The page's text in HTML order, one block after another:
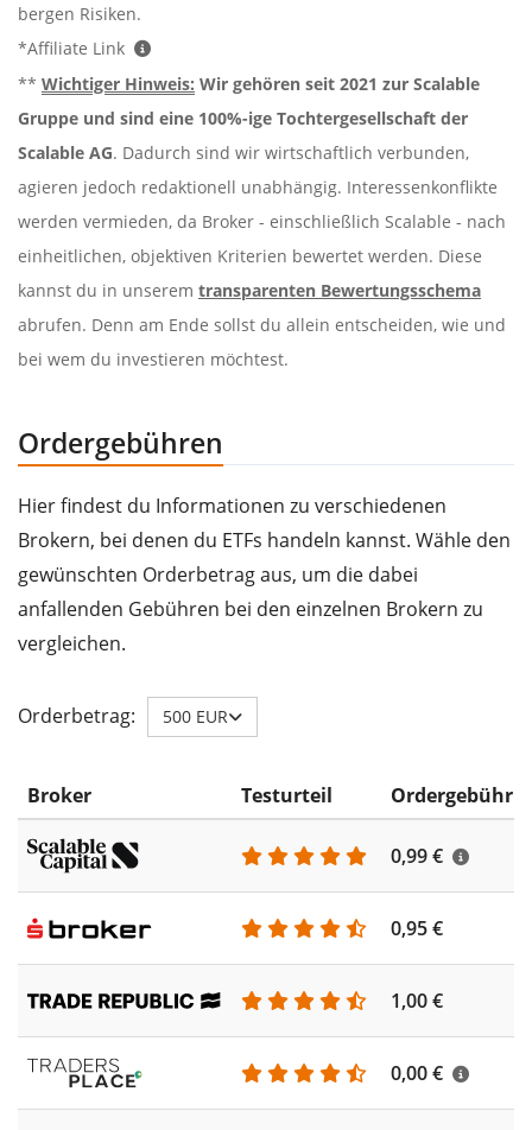
bergen Risiken.
*Affiliate Link
** Wichtiger Hinweis: Wir gehören seit 2021 zur Scalable
Gruppe und sind eine 100%-ige Tochtergesellschaft der
Scalable AG. Dadurch sind wir wirtschaftlich verbunden,
agieren jedoch redaktionell unabhängig. Interessenkonflikte
werden vermieden, da Broker - einschließlich Scalable - nach
einheitlichen, objektiven Kriterien bewertet werden. Diese
kannst du in unserem transparenten Bewertungsschema
abrufen. Denn am Ende sollst du allein entscheiden, wie und
bei wem du investieren möchtest.
Ordergebühren
Hier findest du Informationen zu verschiedenen
Brokern, bei denen du ETFs handeln kannst. Wähle den
gewünschten Orderbetrag aus, um die dabei
anfallenden Gebühren bei den einzelnen Brokern zu
vergleichen.
Orderbetrag: 500 EUR
Broker Testurteil Ordergebühr
0,99 €
0,95 €
1,00 €
0,00 €